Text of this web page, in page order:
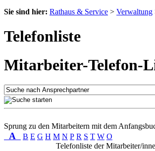
Sie sind hier: Rathaus & Service > Verwaltung
Telefonliste
Mitarbeiter-Telefon-
Sprung zu den Mitarbeitern mit dem
A B E G H M N P R S T W O
Telefonliste der Mitarbeiter/